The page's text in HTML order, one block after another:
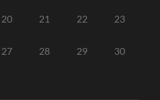
20 21 22 23
27 28 29 30